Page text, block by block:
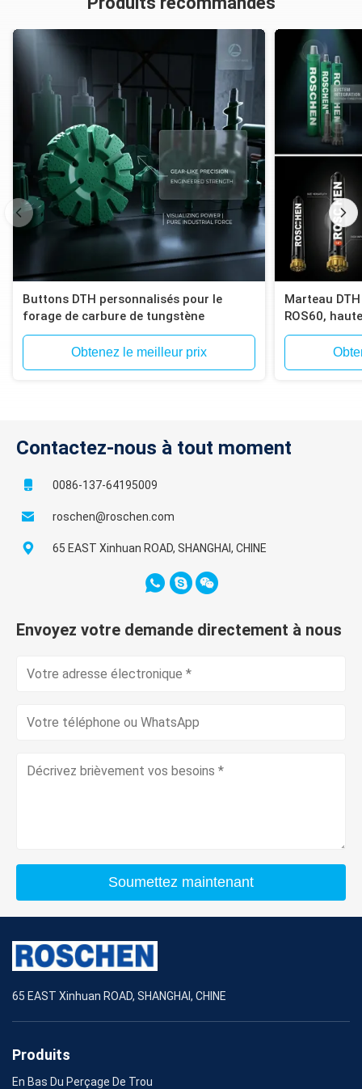
Buttons DTH personnalisés pour le
forage de carbure de tungstène
Obtenez le meilleur prix
Marteau
ROS60,
trous
Compatible
Contactez-nous à tout moment
0086-137-64195009
roschen@roschen.com
65 EAST Xinhuan ROAD, SHANGHAI, CHINE
Envoyez votre demande directement à nous
Soumettez maintenant
65 EAST Xinhuan ROAD, SHANGHAI, CHINE
Produits
En Bas Du Perçage De Trou